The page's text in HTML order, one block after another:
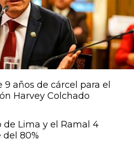
años de cárcel para el
Harvey Colchado
de Lima y el Ramal 4
80%